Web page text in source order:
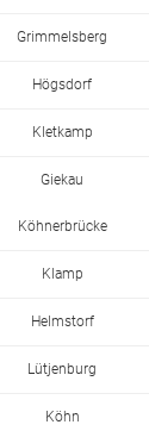
Grimmelsberg
Högsdorf
Kletkamp
Giekau
Köhnerbrücke
Klamp
Helmstorf
Lütjenburg
Köhn